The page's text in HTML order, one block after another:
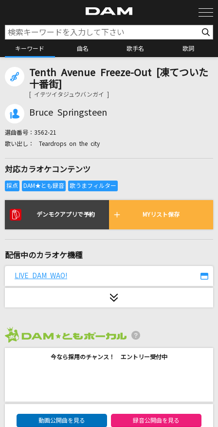
キーワード 曲名 歌手名 歌詞
カラオケ検索
カラオケ店舗検索
カラオケリクエスト
リアルタイムで歌われている曲の一覧
ガラクタロード
[生音]南部のふるさと
福田こうへい
緑黄色社会
TAIDADA
SEKAI NO OWARI(世界の終わり)
Tenth Avenue Freeze-Out [凍てついた
十番街]
[ イテツイタジュウバンガイ ]
Bruce Springsteen
選曲番号： 3562-21
Teardrops on the city
対応カラオケコンテンツ
デンモクアプリで予約 MYリスト保存
配信中のカラオケ機種
LIVE DAM WAO!
今なら採用のチャンス！ エントリー受付中
DAM★ともボーカルエントリーランキング
動画公開曲を見る
録音公開曲を見る